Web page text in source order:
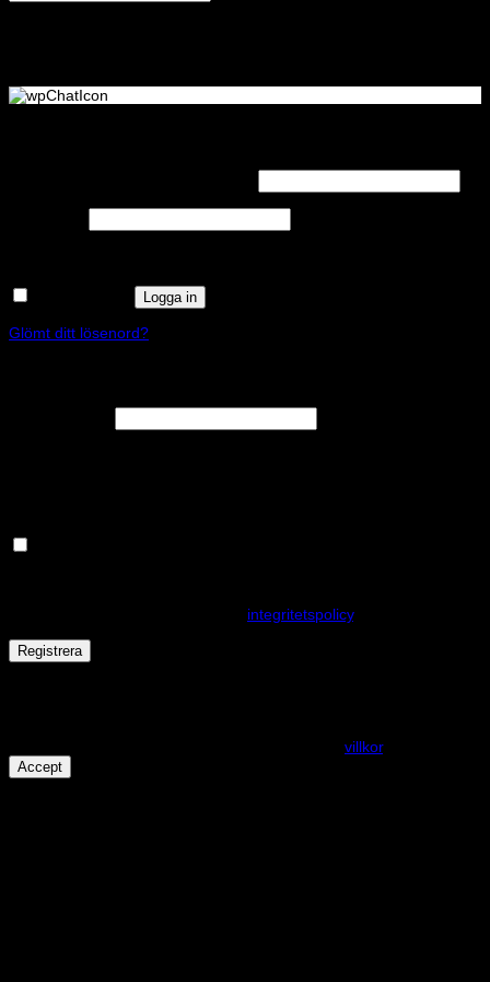
Logga in
Glömt ditt lösenord?
integritetspolicy.
Registrera
villkor.
Accept